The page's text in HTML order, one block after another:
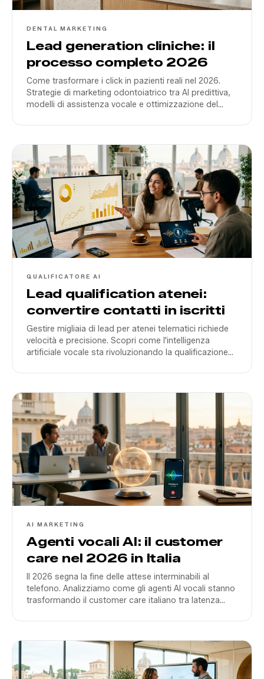
DENTAL MARKETING
Lead generation cliniche: il
processo completo 2026
Come trasformare i click in pazienti reali nel 2026.
Strategie di marketing odontoiatrico tra AI predittiva,
modelli di assistenza vocale e ottimizzazione del
QUALIFICATORE AI
Lead qualification atenei:
convertire contatti in iscritti
Gestire migliaia di lead per atenei telematici richiede
velocità e precisione. Scopri come l'intelligenza
artificiale vocale sta rivoluzionando la qualificazione
AI MARKETING
Agenti vocali AI: il customer
care nel 2026 in Italia
Il 2026 segna la fine delle attese interminabili al
telefono. Analizziamo come gli agenti AI vocali stanno
trasformando il customer care italiano tra latenza